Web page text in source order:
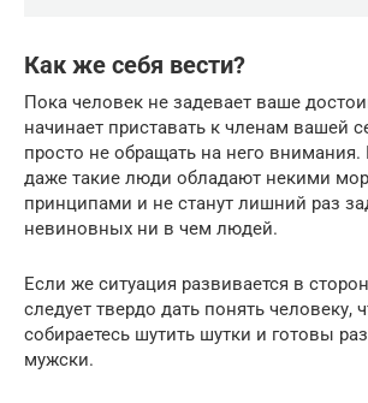
Как же себя вести?
Пока человек не задевает ваше
начинает приставать к членам вашей
просто не обращать на него внимания.
даже такие люди обладают некими
принципами и не станут лишний раз
невиновных ни в чем людей.
Если же ситуация развивается в
следует твердо дать понять человеку,
собираетесь шутить шутки и готовы
мужски.